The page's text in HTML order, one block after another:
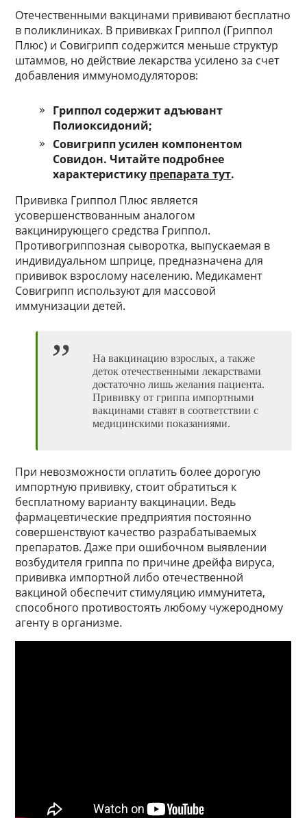
Отечественными вакцинами прививают бесплатно
в поликлиниках. В прививках Гриппол (Гриппол
Плюс) и Совигрипп содержится меньше структур
штаммов, но действие лекарства усилено за счет
добавления иммуномодуляторов:
Гриппол содержит адъювант
Полиоксидоний;
Совигрипп усилен компонентом
Совидон. Читайте подробнее
характеристику препарата тут.
Прививка Гриппол Плюс является
усовершенствованным аналогом
вакцинирующего средства Гриппол.
Противогриппозная сыворотка, выпускаемая в
индивидуальном шприце, предназначена для
прививок взрослому населению. Медикамент
Совигрипп используют для массовой
иммунизации детей.
На вакцинацию взрослых, а также
деток отечественными лекарствами
достаточно лишь желания пациента.
Прививку от гриппа импортными
вакцинами ставят в соответствии с
медицинскими показаниями.
При невозможности оплатить более дорогую
импортную прививку, стоит обратиться к
бесплатному варианту вакцинации. Ведь
фармацевтические предприятия постоянно
совершенствуют качество разрабатываемых
препаратов. Даже при ошибочном выявлении
возбудителя гриппа по причине дрейфа вируса,
прививка импортной либо отечественной
вакциной обеспечит стимуляцию иммунитета,
способного противостоять любому чужеродному
агенту в организме.